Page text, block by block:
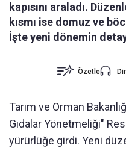
kapısını araladı.
kısmı ise domuz ve
İşte yeni dönemin
Özetle
Tarım ve Orman
Gıdalar Yönetmeliği"
yürürlüğe girdi. Yeni